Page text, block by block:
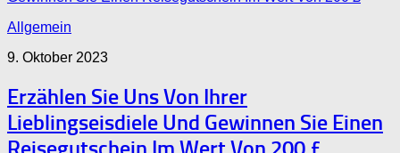
Allgemein
9. Oktober 2023
Erzählen Sie Uns Von Ihrer
Lieblingseisdiele Und Gewinnen Sie Einen